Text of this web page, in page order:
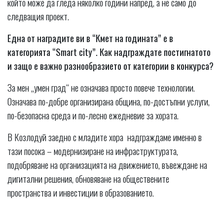
следващия проект.
Една от наградите ви в “Кмет на годината” е в
категорията “Smart city”. Как надграждате постигнатото
и защо е важно разнообразието от категории в конкурса?
За мен „умен град“ не означава просто повече технологии.
Означава по-добре организирана община, по-достъпни услуги,
по-безопасна среда и по-лесно ежедневие за хората.
В Козлодуй заедно с младите хора надграждаме именно в
тази посока – модернизиране на инфраструктурата,
подобряване на организацията на движението, въвеждане на
дигитални решения, обновяване на обществените
пространства и инвестиции в образованието.